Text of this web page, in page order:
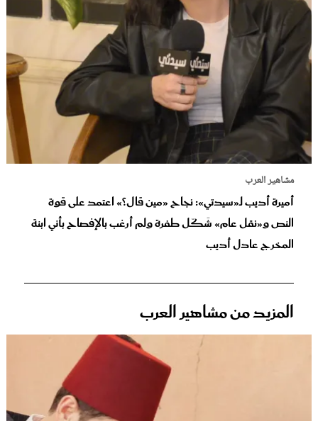
مشاهير العرب
أميرة أديب لـ«سيدتي»: نجاح «مين قال؟» اعتمد على قوة
النص و«نقل عام» شَكّل طفرة ولم أرغب بالإفصاح بأني ابنة
المخرج عادل أديب
المزيد من مشاهير العرب